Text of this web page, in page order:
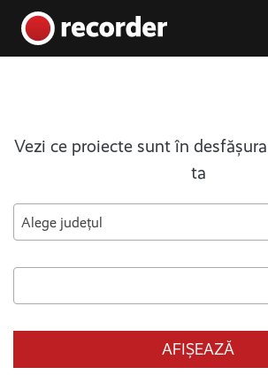
Main Navigation
Vezi ce proiecte sunt în
ta
Alege județul
AFIȘEAZĂ